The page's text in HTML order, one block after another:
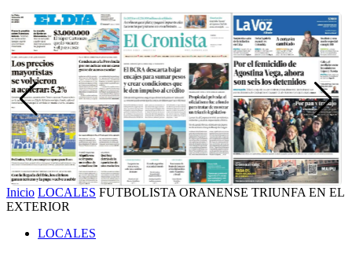
Inicio LOCALES FUTBOLISTA ORANENSE TRIUNFA EN EL
EXTERIOR
LOCALES